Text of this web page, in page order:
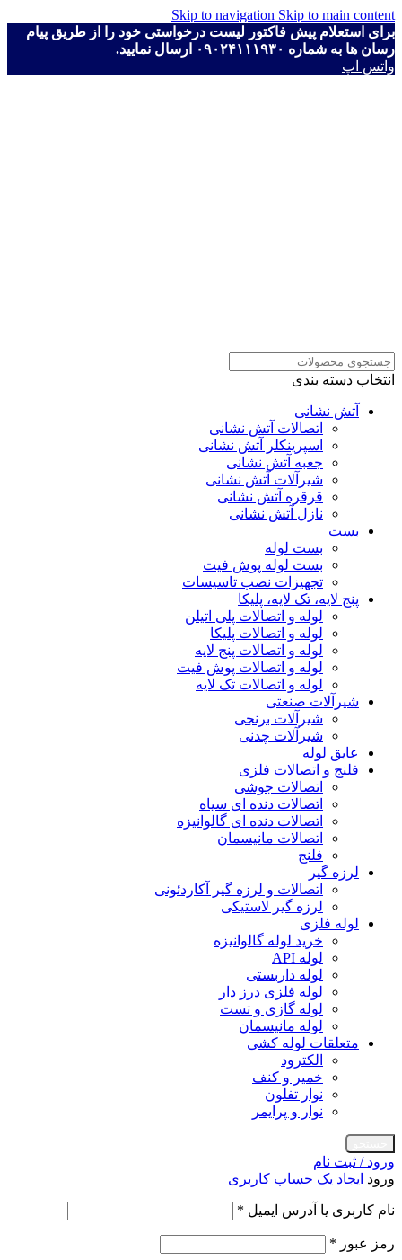
Skip to navigation Skip to main content
برای استعلام پیش فاکتور لیست درخواستی خود را از طریق پیام
رسان ها به شماره ۰۹۰۲۴۱۱۱۹۳۰ ارسال نمایید.
واتس اپ
انتخاب دسته بندی
آتش نشانی
اتصالات آتش نشانی
اسپرینکلر آتش نشانی
جعبه آتش نشانی
شیرآلات آتش نشانی
قرقره آتش نشانی
نازل آتش نشانی
بست
بست لوله
بست لوله پوش فیت
تجهیزات نصب تاسیسات
پنج لایه، تک لایه، پلیکا
لوله و اتصالات پلی اتیلن
لوله و اتصالات پلیکا
لوله و اتصالات پنج لایه
لوله و اتصالات پوش فیت
لوله و اتصالات تک لایه
شیرآلات صنعتی
شیرآلات برنجی
شیرآلات چدنی
عایق لوله
فلنج و اتصالات فلزی
اتصالات جوشی
اتصالات دنده ای سیاه
اتصالات دنده ای گالوانیزه
اتصالات مانیسمان
فلنج
لرزه گیر
اتصالات و لرزه گیر آکاردئونی
لرزه گیر لاستیکی
لوله فلزی
خرید لوله گالوانیزه
لوله API
لوله داربستی
لوله فلزی درز دار
لوله گازی و تست
لوله مانیسمان
متعلقات لوله کشی
الکترود
خمیر و کنف
نوار تفلون
نوار و پرایمر
ورود / ثبت نام
ورود ایجاد یک حساب کاربری
نام کاربری یا آدرس ایمیل *
رمز عبور *